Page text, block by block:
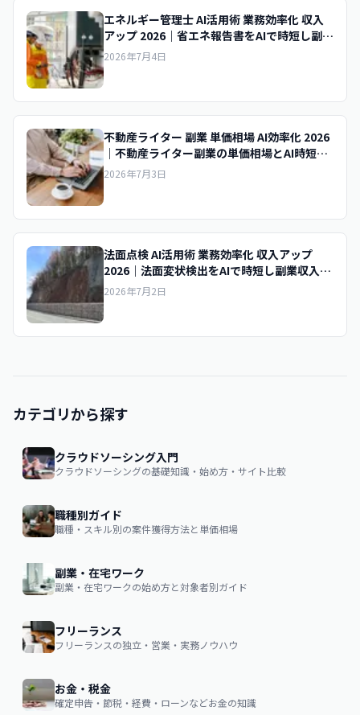
エネルギー管理士 AI活用術 業務効率化 収入
アップ 2026｜省エネ報告書をAIで時短し副業
収入を底上げする実践術
2026年7月4日
不動産ライター 副業 単価相場 AI効率化 2026
｜不動産ライター副業の単価相場とAI時短で
時給を上げるコツ
2026年7月3日
法面点検 AI活用術 業務効率化 収入アップ
2026｜法面変状検出をAIで時短し副業収入を
底上げする実践術
2026年7月2日
カテゴリから探す
クラウドソーシング入門
クラウドソーシングの基礎知識・始め方・サイト比較
職種別ガイド
職種・スキル別の案件獲得方法と単価相場
副業・在宅ワーク
副業・在宅ワークの始め方と対象者別ガイド
フリーランス
フリーランスの独立・営業・実務ノウハウ
お金・税金
確定申告・節税・経費・ローンなどお金の知識